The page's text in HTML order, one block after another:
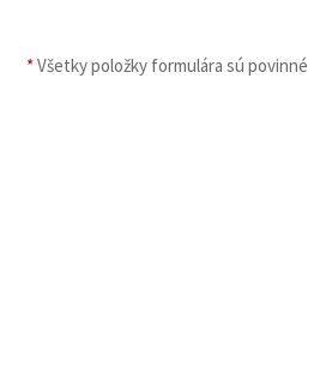
*Všetky položky formulára sú povinné